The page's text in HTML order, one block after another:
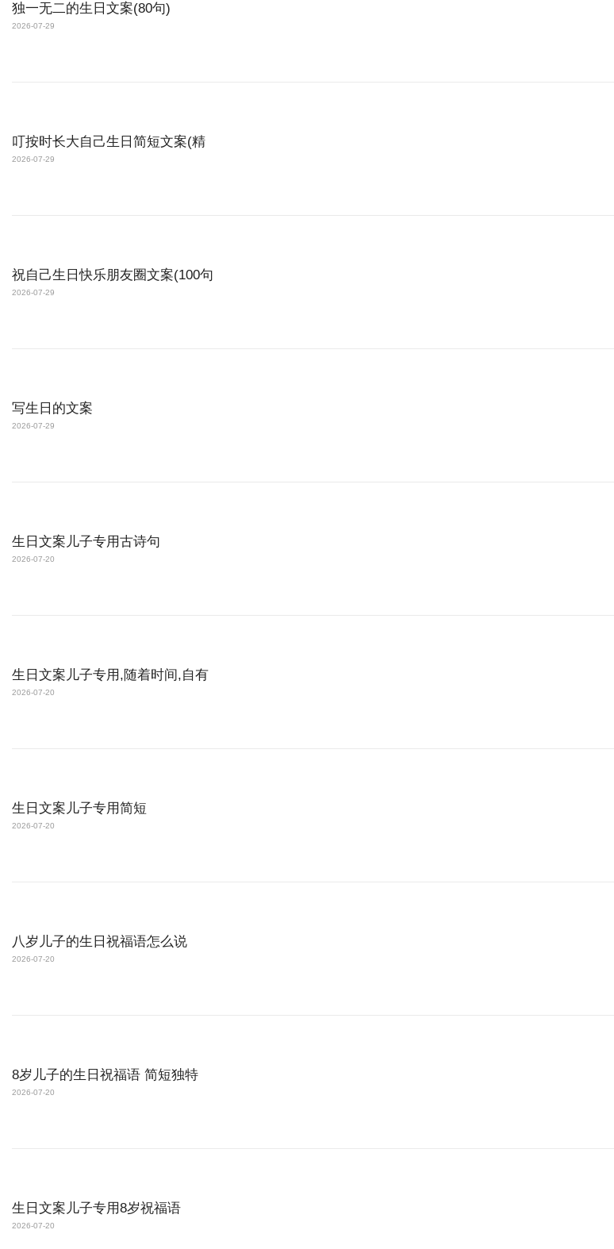
独一无二的生日文案(80句)
2026-07-29
叮按时长大自己生日简短文案(精
2026-07-29
祝自己生日快乐朋友圈文案(100句
2026-07-29
写生日的文案
2026-07-29
生日文案儿子专用古诗句
2026-07-20
生日文案儿子专用,随着时间,自有
2026-07-20
生日文案儿子专用简短
2026-07-20
八岁儿子的生日祝福语怎么说
2026-07-20
8岁儿子的生日祝福语 简短独特
2026-07-20
生日文案儿子专用8岁祝福语
2026-07-20